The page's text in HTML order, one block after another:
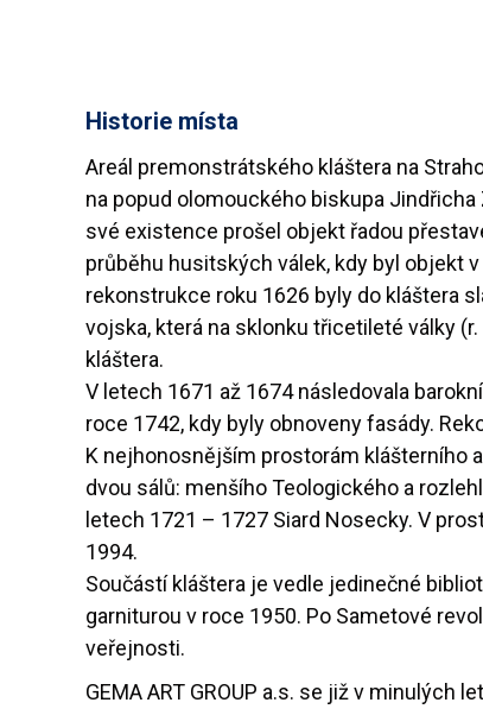
Historie místa
Areál premonstrátského kláštera na
na popud olomouckého biskupa
své existence prošel objekt řadou
průběhu husitských válek, kdy byl objekt
rekonstrukce roku 1626 byly do kláštera
vojska, která na sklonku třicetileté války
kláštera.
V letech 1671 až 1674 následovala
roce 1742, kdy byly obnoveny fasády.
K nejhonosnějším prostorám klášterního
dvou sálů: menšího Teologického a
letech 1721 – 1727 Siard Nosecky. V
1994.
Součástí kláštera je vedle jedinečné
garniturou v roce 1950. Po Sametové
veřejnosti.
GEMA ART GROUP a.s. se již v